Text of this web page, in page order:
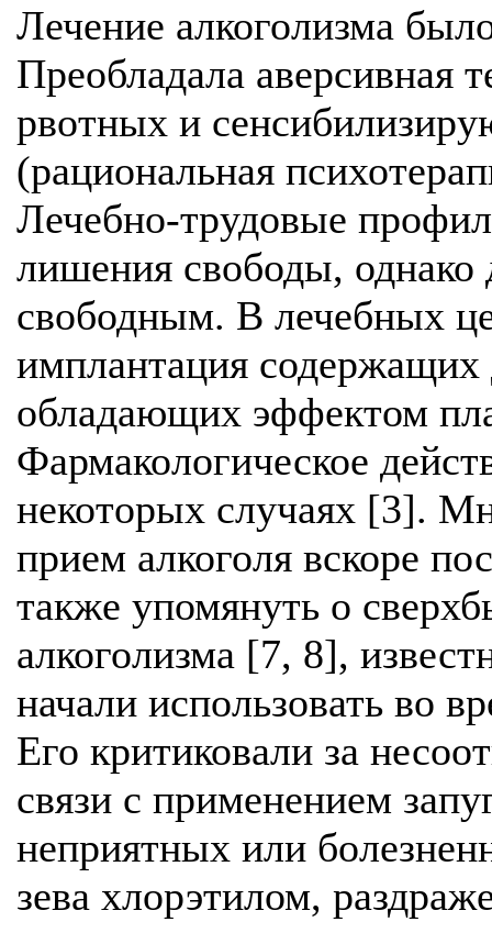
Лечение алкоголизма
Преобладала аверсивная
рвотных и
(рациональная
Лечебно-трудовые
лишения свободы,
свободным. В лечебных
имплантация содержащих
обладающих эффектом
Фармакологическое
некоторых случаях [3].
прием алкоголя вскоре
также упомянуть о
алкоголизма [7, 8],
начали использовать во
Его критиковали за
связи с применением
неприятных или
зева хлорэтилом,